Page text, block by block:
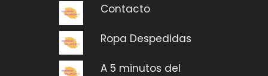
Contacto
Ropa Despedidas
A 5 minutos del